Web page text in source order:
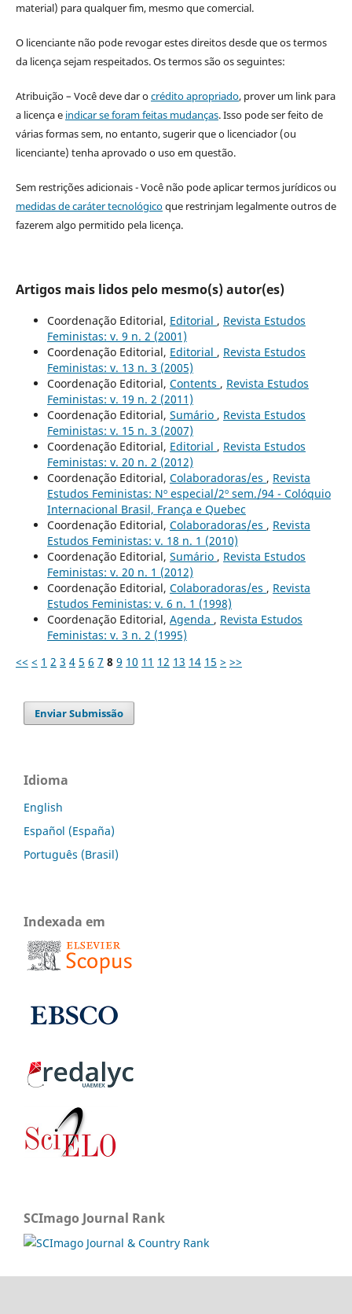
material) para qualquer fim, mesmo que comercial.
O licenciante não pode revogar estes direitos desde que os termos
da licença sejam respeitados. Os termos são os seguintes:
Atribuição – Você deve dar ocrédito apropriado, prover um link para
a licença e indicar se foram feitas mudanças. Isso pode ser feito de
várias formas sem, no entanto, sugerir que o licenciador (ou
licenciante) tenha aprovado o uso em questão.
Sem restrições adicionais - Você não pode aplicar termos jurídicos ou
medidas de caráter tecnológicoque restrinjam legalmente outros de
fazerem algo permitido pela licença.
Artigos mais lidos pelo mesmo(s) autor(es)
Coordenação Editorial, Editorial , Revista Estudos
Feministas: v. 9 n. 2 (2001)
Coordenação Editorial, Editorial , Revista Estudos
Feministas: v. 13 n. 3 (2005)
Coordenação Editorial, Contents , Revista Estudos
Feministas: v. 19 n. 2 (2011)
Coordenação Editorial, Sumário , Revista Estudos
Feministas: v. 15 n. 3 (2007)
Coordenação Editorial, Editorial , Revista Estudos
Feministas: v. 20 n. 2 (2012)
Coordenação Editorial, Colaboradoras/es , Revista
Estudos Feministas: Nº especial/2º sem./94 - Colóquio
Internacional Brasil, França e Quebec
Coordenação Editorial, Colaboradoras/es , Revista
Estudos Feministas: v. 18 n. 1 (2010)
Coordenação Editorial, Sumário , Revista Estudos
Feministas: v. 20 n. 1 (2012)
Coordenação Editorial, Colaboradoras/es , Revista
Estudos Feministas: v. 6 n. 1 (1998)
Coordenação Editorial, Agenda , Revista Estudos
Feministas: v. 3 n. 2 (1995)
<< < 1 2 3 4 5 6 7 8 9 10 11 12 13 14 15 > >>
Enviar Submissão
Idioma
English
Español (España)
Português (Brasil)
Indexada em
SCImago Journal Rank